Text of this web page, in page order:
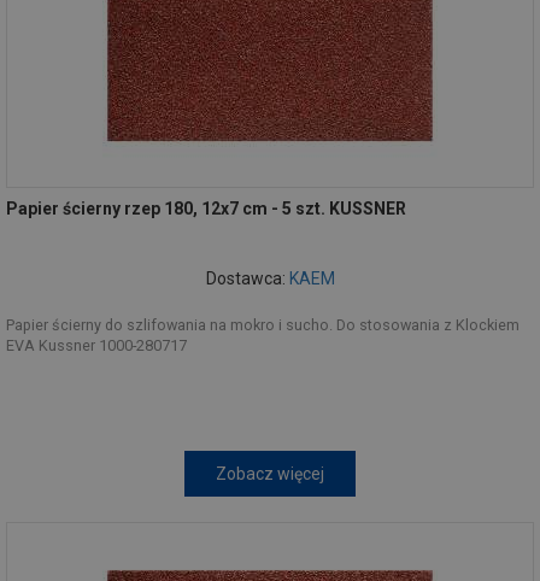
Papier ścierny rzep 180, 12x7 cm - 5 szt. KUSSNER
Dostawca: KAEM
Papier ścierny do szlifowania na mokro i sucho. Do stosowania z Klockiem
EVA Kussner 1000-280717
Zobacz więcej